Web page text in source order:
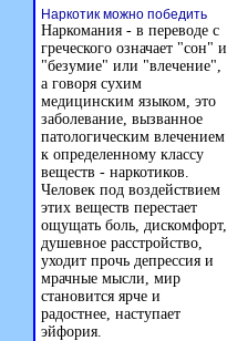
Наркотик можно победить
Наркомания - в переводе с
греческого означает "сон" и
"безумие" или "влечение",
а говоря сухим
медицинским языком, это
заболевание, вызванное
патологическим влечением
к определенному классу
веществ - наркотиков.
Человек под воздействием
этих веществ перестает
ощущать боль, дискомфорт,
душевное расстройство,
уходит прочь депрессия и
мрачные мысли, мир
становится ярче и
радостнее, наступает
эйфория.